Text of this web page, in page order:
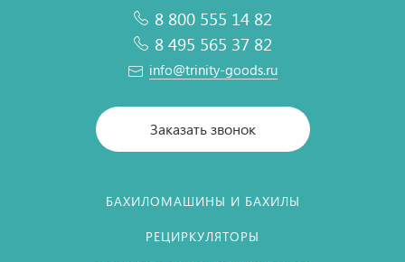
8 800 555 14 82
8 495 565 37 82
info@trinity-goods.ru
Заказать звонок
БАХИЛОМАШИНЫ И БАХИЛЫ
РЕЦИРКУЛЯТОРЫ